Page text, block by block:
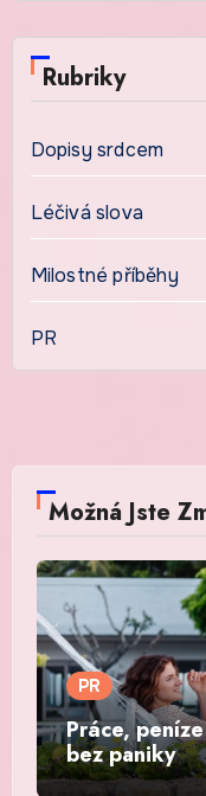
Rubriky
Dopisy srdcem
Léčivá slova
Milostné příběhy
PR
Možná Jste
PR
Práce,
bez paniky